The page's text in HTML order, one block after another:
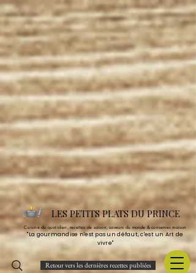
LES PETITS PLATS DU PRINCE
Cuisine du quotidien, recettes de saison, saveurs du monde & conserves maison
"La gourmandise n'est pas un défaut, c'est un Art de
vivre"
Retour vers les dernières recettes publiées